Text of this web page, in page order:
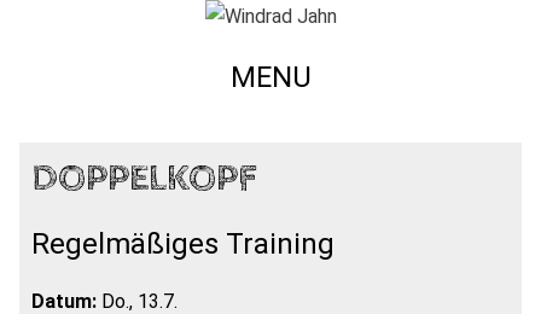
MENU
DOPPELKOPF
Regelmäßiges Training
Datum: Do., 13.7.